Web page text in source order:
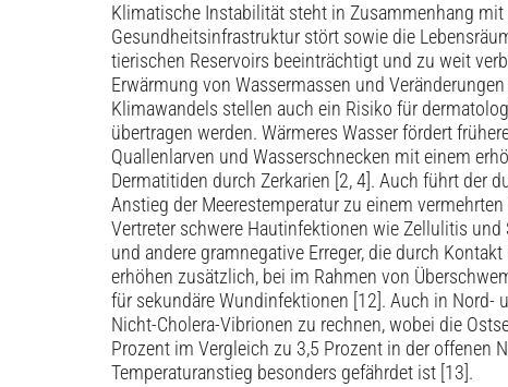
Klimatische Instabilität steht in Zusammenhang
Gesundheitsinfrastruktur stört sowie die
tierischen Reservoirs beeinträchtigt und zu weit
Erwärmung von Wassermassen und
Klimawandels stellen auch ein Risiko für
übertragen werden. Wärmeres Wasser fördert
Quallenlarven und Wasserschnecken mit einem
Dermatitiden durch Zerkarien [2, 4]. Auch führt der
­Anstieg der Meerestemperatur zu einem
Vertreter schwere Hautinfektionen wie Zellulitis
und andere gramnegative Erreger, die durch
erhöhen zusätzlich, bei im Rahmen von
für sekundäre Wundinfektionen [12]. Auch in
Nicht-Cholera-Vibrionen zu rechnen, wobei die
Prozent im Vergleich zu 3,5 Prozent in der offenen
Temperaturanstieg besonders gefährdet ist [13].